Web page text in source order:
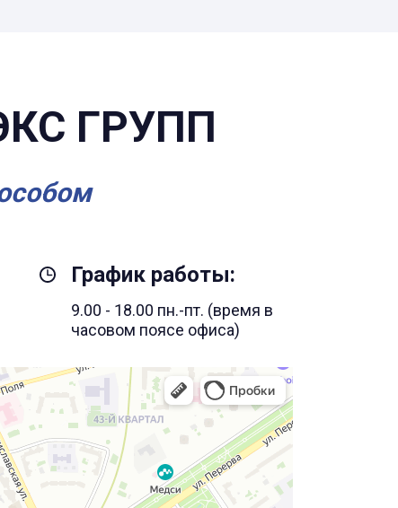
ГРУПП
График работы:
9.00 - 18.00 пн.-пт. (время в
часовом поясе офиса)